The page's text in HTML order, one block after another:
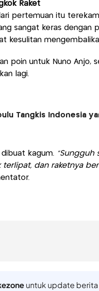
Raket
pertemuan itu
sangat keras dengan
kesulitan
poin untuk Nuno Anjo,
lagi.
Tangkis Indonesia
kagum. "Sungguh
terlipat, dan raketnya
untuk update berita